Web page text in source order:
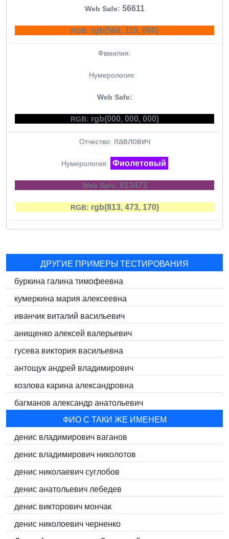
Web Safe: 56611
RGB: rgb(566, 110, 000)
Фвмилия:
Нумерология:
Web Safe:
RGB: rgb(000, 000, 000)
Отчество: павлович
Нумерология: Фиолетовый
Web Safe: 813473
RGB: rgb(813, 473, 170)
ДРУГИЕ ПРИМЕРЫ ТЕСТИРОВАНИЯ
буркина галина тимофеевна
кумеркина мария алексеевна
иванчик виталий васильевич
анищенко алексей валерьевич
гусева виктория васильевна
антощук андрей владимирович
козлова карина александровна
багманов александр анатольевич
ФИО С ТАКИ ЖЕ ИМЕНЕМ
денис владимирович ваганов
денис владимирович николотов
денис николаевич суглобов
денис анатольевич лебедев
денис викторович мончак
денис николоевич черненко